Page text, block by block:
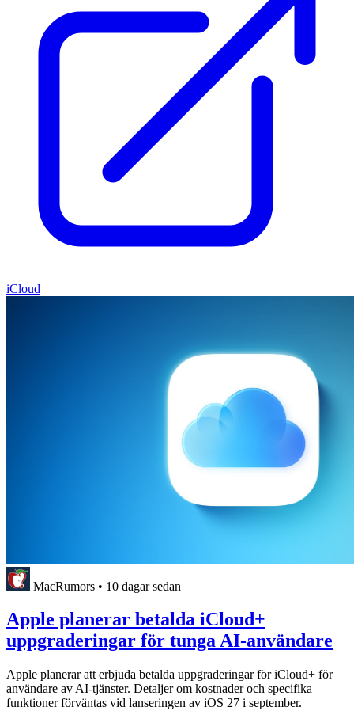
iCloud
MacRumors • 10 dagar sedan
Apple planerar betalda iCloud+
uppgraderingar för tunga AI-användare
Apple planerar att erbjuda betalda uppgraderingar för iCloud+ för
användare av AI-tjänster. Detaljer om kostnader och specifika
funktioner förväntas vid lanseringen av iOS 27 i september.